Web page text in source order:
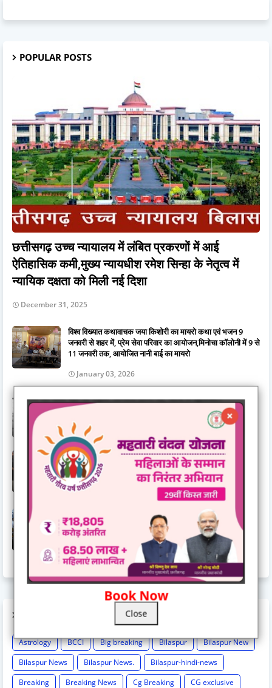
Book Now
Close
POPULAR POSTS
छत्तीसगढ़ उच्च न्यायालय में लंबित प्रकरणों में आई
ऐतिहासिक कमी,मुख्य न्यायधीश रमेश सिन्हा के नेतृत्व में
न्यायिक दक्षता को मिली नई दिशा
December 31, 2025
विश्व विख्यात कथावाचक जया किशोरी का मायरो कथा एवं भजन 9
जनवरी से शहर में, प्रेम सेवा परिवार का आयोजन,मिनोचा कॉलोनी में 9 से
11 जनवरी तक, आयोजित नानी बाई का मायरो
January 03, 2026
घर खरीदने वाले के लिए महत्वपूर्ण जानकारी.......रेरा ने किया अलर्ट
गुरुद्वारा दयालबंद बिलासपुर में गुरु अर्जन देव जी के शहीदी दिवस की
तैयारियाँ पूर्ण, सवा महीने के सुखमनी साहिब पाठ का हुआ समापन
June 15, 2026
जिला स्तरीय राज्योत्सव 2025 : केंद्रीय राज्यमंत्री तोखन साहू ने
दिव्यांगजनों को दिए ट्रायसायकल एवं व्हीलचेयर,ट्रायसायकल और
व्हीलचेयर पाकर खिले दिव्यांगजनों के चेहरे
November 03, 2025
Astrology BCCI Big breaking Bilaspur
Bilaspur New
Bilaspur News
Bilaspur News.
Bilaspur-hindi-news
Breaking
Breaking News Cg Breaking
CG exclusive